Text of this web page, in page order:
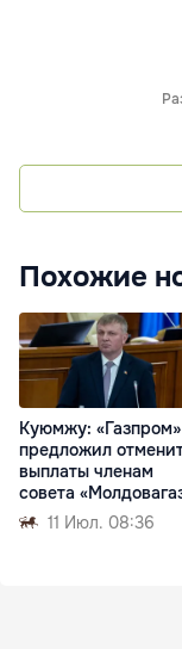
Похожие
Куюмжу: «Газпром»
предложил
выплаты членам
совета
11 Июл. 08:36